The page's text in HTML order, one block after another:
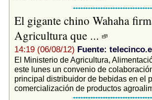
El gigante chino Wahaha
Agricultura que ...
14:19 (06/08/12) Fuente:
El Ministerio de Agricultura,
este lunes un convenio de
principal distribuidor de bebidas en el
comercialización de productos